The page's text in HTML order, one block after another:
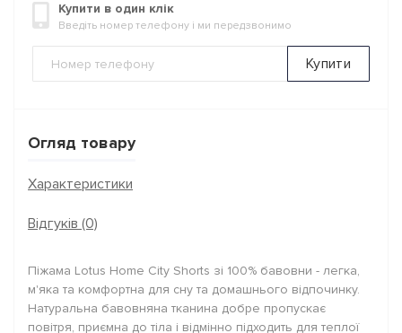
Купити в один клік
Введіть номер телефону і ми передзвонимо
Купити
Огляд товару
Характеристики
Відгуків (0)
Піжама Lotus Home City Shorts зі 100% бавовни - легка,
м'яка та комфортна для сну та домашнього відпочинку.
Натуральна бавовняна тканина добре пропускає
повітря, приємна до тіла і відмінно підходить для теплої